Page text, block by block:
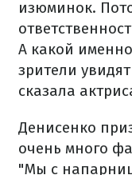
изюминок.
А какой
зрители
сказала
Денисенко
очень много
"Мы с